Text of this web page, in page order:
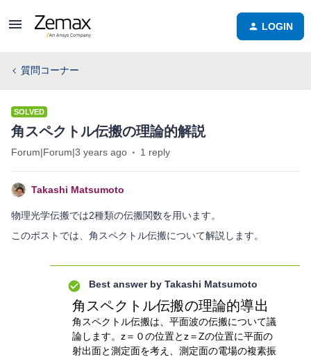
LOGIN
質問コーナー
SOLVED
角スペクトル伝搬の理論的解説
Forum|Forum|3 years ago 1 reply
Takashi Matsumoto
物理光学伝搬では2種類の伝搬関数を用います。
このポストでは、角スペクトル伝搬について解説します。
Best answer by Takashi Matsumoto
角スペクトル伝搬の理論的導出
角スペクトル伝搬は、平面波の伝搬について議
論します。z＝０の位置とz＝Zの位置に平面の
射出面と測定面を考え、測定面の電場の複素振